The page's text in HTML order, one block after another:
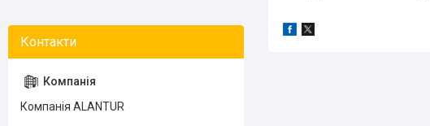
Компанія ALANTUR